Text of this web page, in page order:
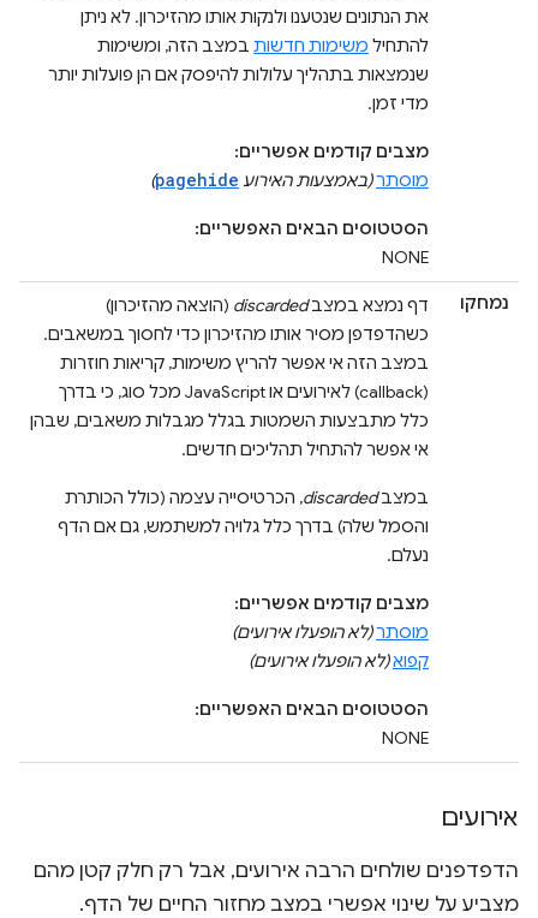
את הנתונים שנטענו ולנקות אותו מהזיכרון. לא ניתן
להתחיל משימות חדשות במצב הזה, ומשימות
שנמצאות בתהליך עלולות להיפסק אם הן פועלות יותר
מדי זמן.
מצבים קודמים אפשריים:
מוסתר(באמצעות האירוע pagehide
)
הסטטוסים הבאים האפשריים:
NONE
נמחקו דף נמצא במצבdiscarded (הוצאה מהזיכרון)
כשהדפדפן מסיר אותו מהזיכרון כדי לחסוך במשאבים.
במצב הזה אי אפשר להריץ משימות, קריאות חוזרות
(callback) לאירועים או JavaScript מכל סוג, כי בדרך
כלל מתבצעות השמטות בגלל מגבלות משאבים, שבהן
אי אפשר להתחיל תהליכים חדשים.
במצבdiscarded, הכרטיסייה עצמה (כולל הכותרת
והסמל שלה) בדרך כלל גלויה למשתמש, גם אם הדף
נעלם.
מצבים קודמים אפשריים:
מוסתר(לא הופעלו אירועים)
קפוא(לא הופעלו אירועים)
הסטטוסים הבאים האפשריים:
NONE
אירועים
הדפדפנים שולחים הרבה אירועים, אבל רק חלק קטן מהם
מצביע על שינוי אפשרי במצב מחזור החיים של הדף.